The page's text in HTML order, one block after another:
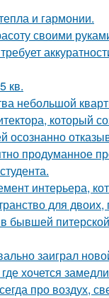
и гармонии.
своими
кв.
небольшой
который
продуманное
интерьера,
для
бывшей
заиграл
хочется
про воздух,